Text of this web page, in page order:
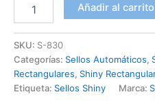
Añadir al carrito
SKU: S-830
Categorías: Sellos Automáticos,
Rectangulares, Shiny
Etiqueta: Sellos Shiny Marca: